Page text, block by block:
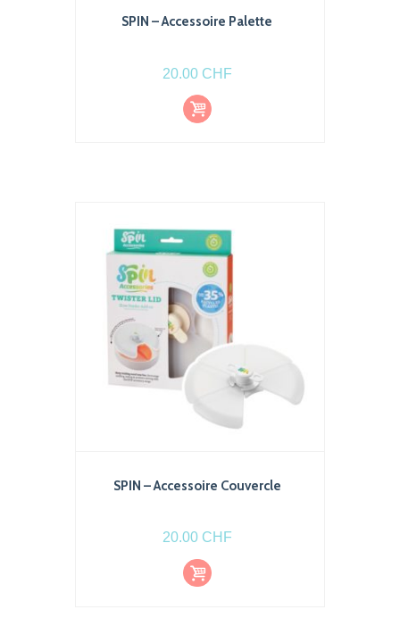
SPIN – Accessoire Palette
20.00 CHF
Ajout
er au
pani
SPIN – Accessoire Couvercle
20.00 CHF
Ajout
er au
pani